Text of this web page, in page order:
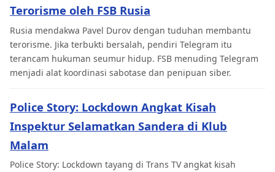
Terorisme oleh FSB Rusia
Rusia mendakwa Pavel Durov dengan tuduhan membantu
terorisme. Jika terbukti bersalah, pendiri Telegram itu
terancam hukuman seumur hidup. FSB menuding Telegram
menjadi alat koordinasi sabotase dan penipuan siber.
Police Story: Lockdown Angkat Kisah
Inspektur Selamatkan Sandera di Klub
Malam
Police Story: Lockdown tayang di Trans TV angkat kisah